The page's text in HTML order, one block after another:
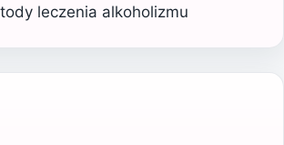
leczenia alkoholizmu